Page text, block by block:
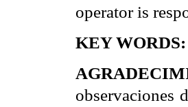
operator is
KEY WORDS:
observaciones